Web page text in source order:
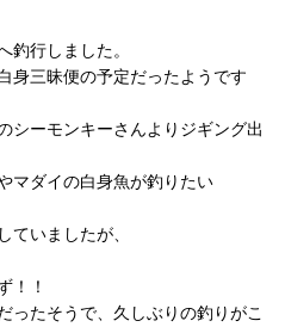
釣行しました。
身三昧便の予定だったようです
シーモンキーさんよりジギング出
マダイの白身魚が釣りたい
ていましたが、
！！
ったそうで、久しぶりの釣りがこ